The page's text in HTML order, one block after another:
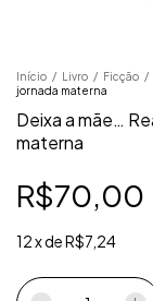
Início / Livro / Ficção /
jornada materna
Deixa a mãe…
materna
R$70,00
12xdeR$7,24